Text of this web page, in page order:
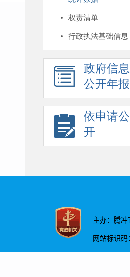
权责清单
行政执法基础信息
政府信息
公开年报
依申请公
开